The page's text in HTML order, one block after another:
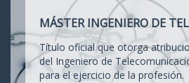
MÁSTER INGENIERO DE
Título oficial que otorga
del Ingeniero de
para el ejercicio de la profesión.